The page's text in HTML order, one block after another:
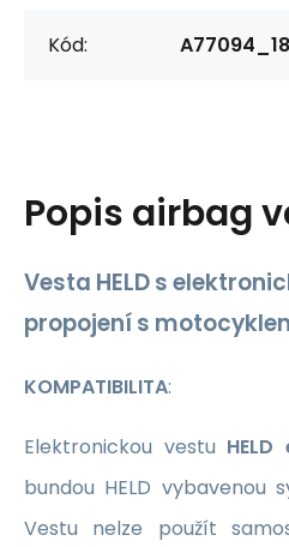
Kód:
Popis airbag
Vesta HELDs
propojení s
KOMPATIBILITA:
Elektronickou vestu HELD
bundou HELD vybavenou
Vestu nelze použít